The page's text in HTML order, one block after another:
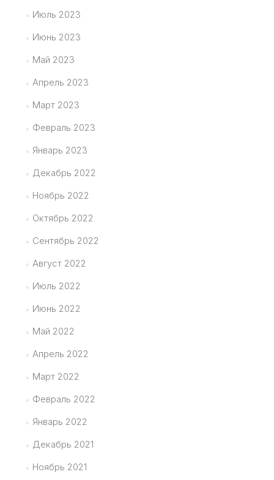
Июль 2023
Июнь 2023
Май 2023
Апрель 2023
Март 2023
Февраль 2023
Январь 2023
Декабрь 2022
Ноябрь 2022
Октябрь 2022
Сентябрь 2022
Август 2022
Июль 2022
Июнь 2022
Май 2022
Апрель 2022
Март 2022
Февраль 2022
Январь 2022
Декабрь 2021
Ноябрь 2021